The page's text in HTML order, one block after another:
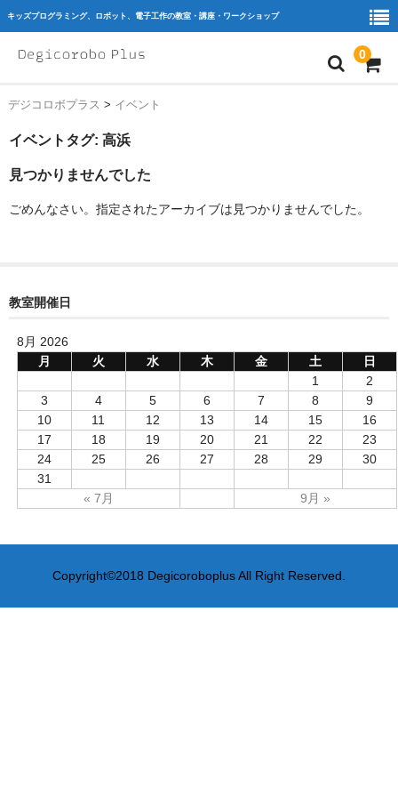
キッズプログラミング、ロボット、電子工作の教室・講座・ワークショップ
0
home
ｷｯｽﾞﾌﾟﾛｸﾞﾗﾐﾝｸﾞ
ﾛﾎﾞｯﾄ
教育機関・団体様
Blog
会員様専用
デジコロボプラス > イベント
イベントタグ: 高浜
見つかりませんでした
ごめんなさい。指定されたアーカイブは見つかりませんでした。
教室開催日
8月 2026
月
火 水 木 金 土
日
1
2
3
4 5 6 7 8
9
10
11 12 13 14 15
16
17
18 19 20 21 22
23
24
25 26 27 28 29
30
31
« 7月
9月 »
Copyright©2018 Degicoroboplus All Right Reserved.